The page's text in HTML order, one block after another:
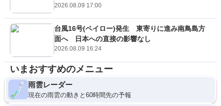
2026.08.09 17:00
台風16号(ペイロー)発生 東寄りに進み南鳥島方
面へ 日本への直接の影響なし
2026.08.09 16:24
いまおすすめのメニュー
雨雲レーダー
現在の雨雲の動きと60時間先の予報